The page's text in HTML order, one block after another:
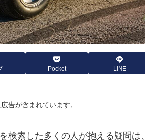
Pocket LINE
告が含まれています。
索した多くの人が抱える疑問は、